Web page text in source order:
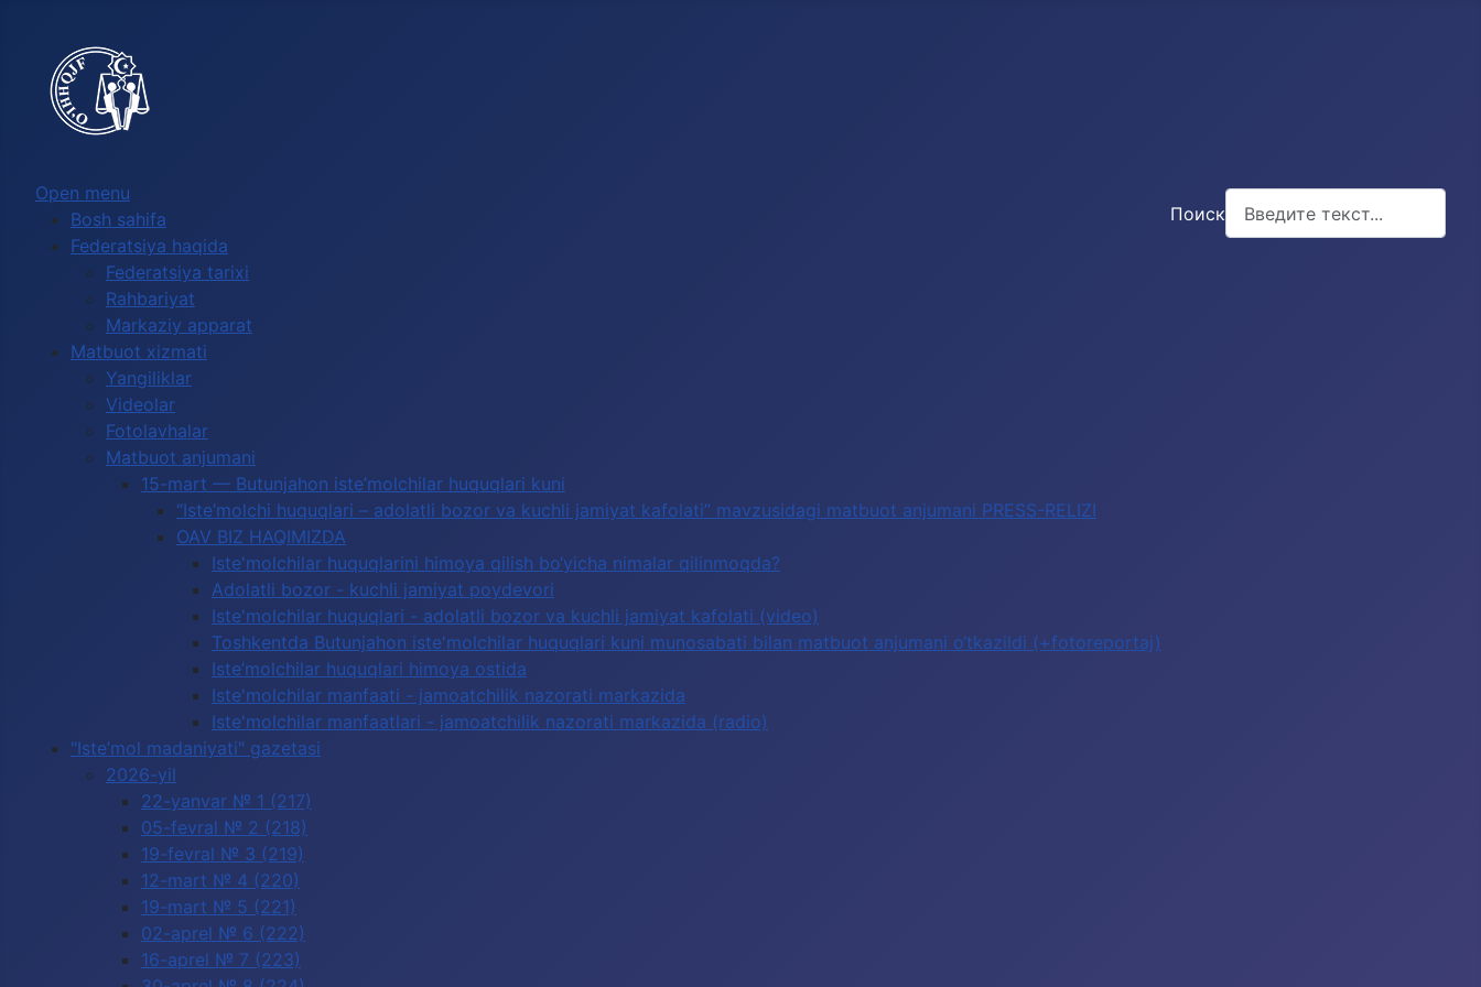
Open menu
Bosh sahifa
Federatsiya haqida
Federatsiya tarixi
Rahbariyat
Markaziy apparat
Matbuot xizmati
Yangiliklar
Videolar
Fotolavhalar
Matbuot anjumani
15-mart — Butunjahon iste’molchilar huquqlari kuni
“Iste’molchi huquqlari – adolatli bozor va kuchli jamiyat kafolati” mavzusidagi matbuot anjumani PRESS-RELIZI
OAV BIZ HAQIMIZDA
Iste'molchilar huquqlarini himoya qilish bo‘yicha nimalar qilinmoqda?
Adolatli bozor - kuchli jamiyat poydevori
Iste'molchilar huquqlari - adolatli bozor va kuchli jamiyat kafolati (video)
Toshkentda Butunjahon iste'molchilar huquqlari kuni munosabati bilan matbuot anjumani o‘tkazildi (+fotoreportaj)
Iste’molchilar huquqlari himoya ostida
Iste'molchilar manfaati - jamoatchilik nazorati markazida
Iste'molchilar manfaatlari - jamoatchilik nazorati markazida (radio)
"Iste’mol madaniyati" gazetasi
2026-yil
22-yanvar № 1 (217)
05-fevral № 2 (218)
19-fevral № 3 (219)
12-mart № 4 (220)
19-mart № 5 (221)
02-aprel № 6 (222)
16-aprel № 7 (223)
Поиск